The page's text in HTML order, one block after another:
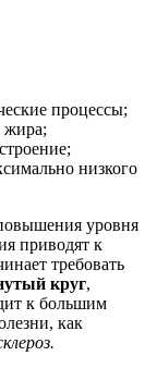
процессы;
жира;
низкого
уровня
приводят к
требовать
круг,
к большим
как